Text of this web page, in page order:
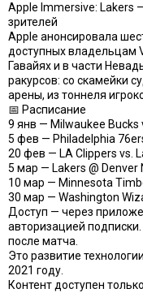
Apple Immersive: Lakers
зрителей
Apple анонсировала
доступных владельцам
Гавайях и в части
ракурсов: со скамейки
арены, из тоннеля
📅 Расписание
9 янв — Milwaukee Bucks
5 фев — Philadelphia
20 фев — LA Clippers vs.
5 мар — Lakers @ Denver
10 мар — Minnesota
30 мар — Washington
Доступ — через
авторизацией
после матча.
Это развитие
2021 году.
Контент доступен